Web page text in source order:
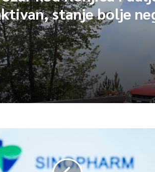
kod Konjica i
stanje bolje
uz program
Sarajevo Film
iz prvog reda!